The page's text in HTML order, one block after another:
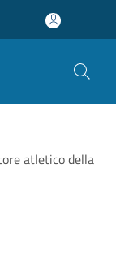
atletico della